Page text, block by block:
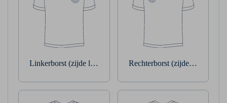
Linkerborst (zijde linkerarm) Rechterborst (zijde